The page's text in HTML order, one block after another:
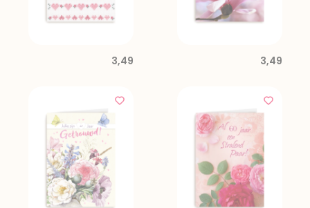
3,49 3,49